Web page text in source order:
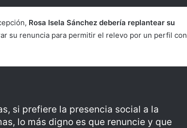
Rosa Isela Sánchez debería replantear su
su renuncia para permitir el relevo por un perfil con
si prefiere la presencia social a la
lo más digno es que renuncie y que